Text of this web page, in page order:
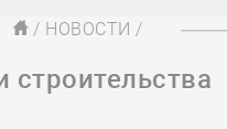
/ НОВОСТИ /
строительства